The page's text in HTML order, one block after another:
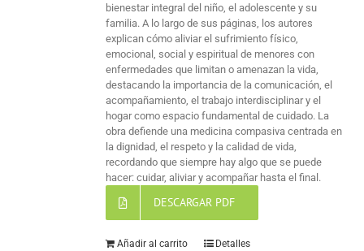
bienestar integral del niño, el adolescente y su
familia. A lo largo de sus páginas, los autores
explican cómo aliviar el sufrimiento físico,
emocional, social y espiritual de menores con
enfermedades que limitan o amenazan la vida,
destacando la importancia de la comunicación, el
acompañamiento, el trabajo interdisciplinar y el
hogar como espacio fundamental de cuidado. La
obra defiende una medicina compasiva centrada en
la dignidad, el respeto y la calidad de vida,
recordando que siempre hay algo que se puede
hacer: cuidar, aliviar y acompañar hasta el final.
DESCARGAR PDF
Añadir al carrito Detalles